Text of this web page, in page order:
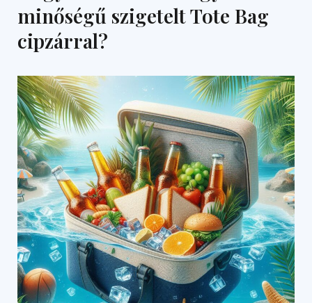
minőségű szigetelt Tote Bag
cipzárral?